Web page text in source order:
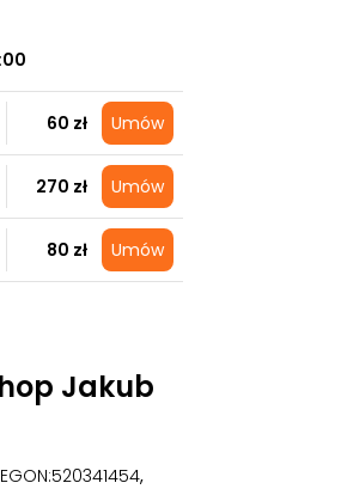
60 zł Umów
270 zł Umów
80 zł Umów
Jakub
,